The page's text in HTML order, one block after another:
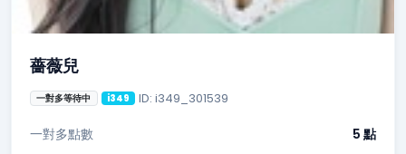
薔薇兒
一對多等待中 i349 ID: i349_301539
一對多點數
5 點